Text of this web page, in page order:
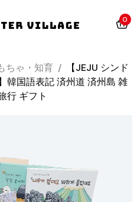
0
ちゃ・知育 /
【JEJU シンド
韓国語表記 済州道 済州島 雑
行 ギフト